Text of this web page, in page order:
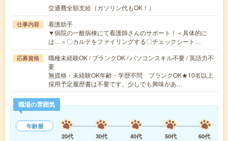
交通費全額支給（ガソリン代もOK！）
仕事内容
看護助手
▼病院の一般病棟にて看護師さんのサポート！＜具体的に
は…＞〇カルテをファイリングする〇チェックシート…
応募資格
職種未経験OK / ブランクOK / パソコンスキル不要 / 英語力不
要
無資格・未経験OK年齢・学歴不問 ブランクOK★10名以上
採用予定履歴書は不要です。少しでも興味があ…
職場の雰囲気
年齢層
20代
30代 40代 50代
60代